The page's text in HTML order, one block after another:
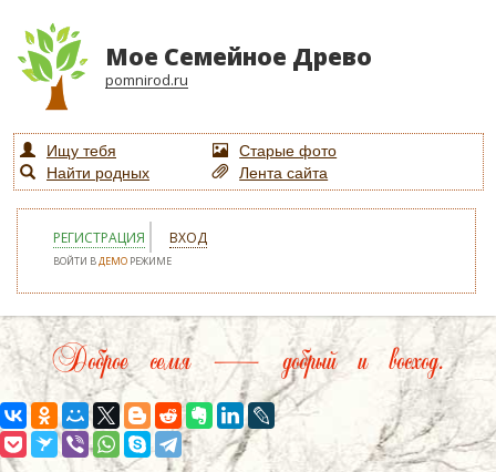
Мое Семейное Древо
pomnirod.ru
Ищу тебя
Старые фото
Найти родных
Лента сайта
РЕГИСТРАЦИЯ ВХОД
ВОЙТИ ВДЕМО РЕЖИМЕ
Доброе семя — добрый и восход.